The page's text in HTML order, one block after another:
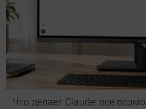
Что делает Сlaude: все